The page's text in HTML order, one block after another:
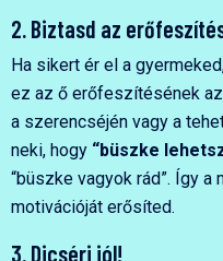
2. Biztasd az
Ha sikert ér el a
ez az ő erőfeszítésének
a szerencséjén vagy a
neki, hogy “büszke
“büszke vagyok rád”. Így
motivációját erősíted.
3. Dicsérj jól!